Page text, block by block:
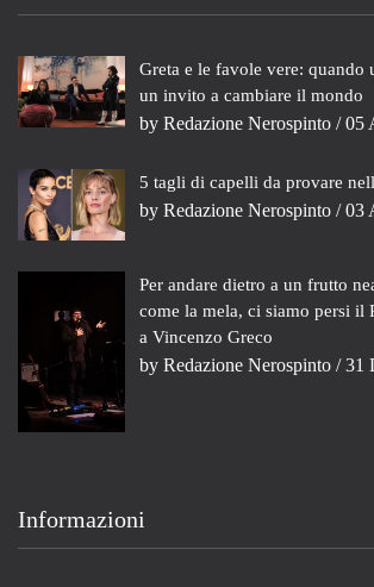
Greta e le favole vere: quando
un invito a cambiare il mondo
by Redazione Nerospinto / 05
5 tagli di capelli da provare
by Redazione Nerospinto / 03
Per andare dietro a un frutto
come la mela, ci siamo persi il
a Vincenzo Greco
by Redazione Nerospinto / 31
Informazioni